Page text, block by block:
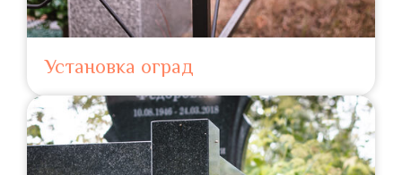
Установка оград